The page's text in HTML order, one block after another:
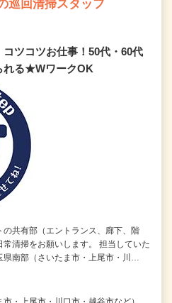
巡回清掃スタッフ
ツコツお仕事！50代・60代
れる★WワークOK
の共有部（エントランス、廊下、階
清掃をお願いします。 担当していた
県南部（さいたま市・上尾市・川…